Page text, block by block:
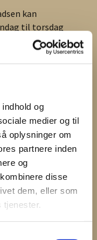
og
medier og til
oplysninger om
partnere inden
og
disse
dem, eller som
tjenester.
kan
til torsdag
og lørdag
eller
indgangen til
gravstedet:
cm, Dybde: